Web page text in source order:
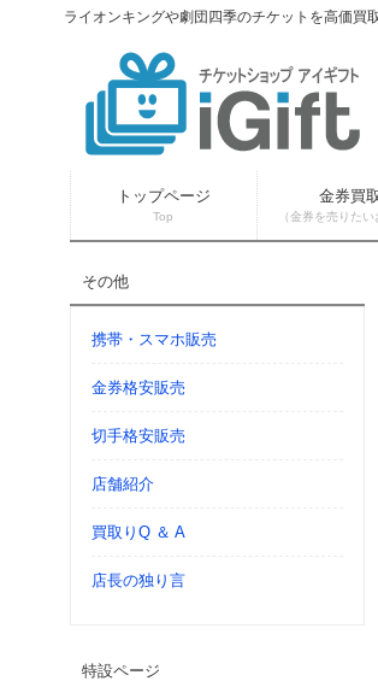
ライオンキングや劇団四季のチケットを高価買
トップページ
Top
金券買取
（金券を売りたい
その他
携帯・スマホ販売
金券格安販売
切手格安販売
店舗紹介
買取りQ ＆ A
店長の独り言
特設ページ